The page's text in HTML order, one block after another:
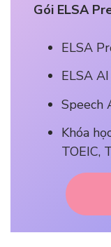
Gói ELSA
ELSA
ELSA AI
Speech
Khóa
TOEIC,